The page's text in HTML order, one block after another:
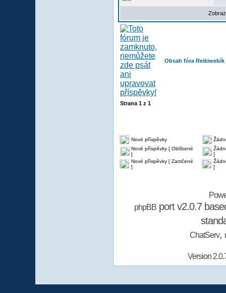
Obsah fóra Reikiwebík
Strana 1 z 1
Nové příspěvky
Nové příspěvky [ Oblíbené
]
]
Nové příspěvky [ Zamčené
]
]
phpBBport v2.0.7
ChatServ,
Version